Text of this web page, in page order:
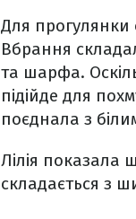
Для прогулянки
Вбрання
та шарфа.
підійде для
поєднала з
Лілія показала
складається з